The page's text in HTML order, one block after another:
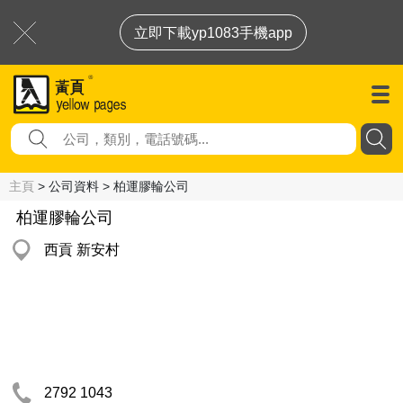
立即下載yp1083手機app
主頁 > 公司資料 > 柏運膠輪公司
柏運膠輪公司
西貢 新安村
2792 1043